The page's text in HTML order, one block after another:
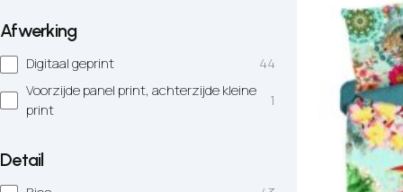
Afwerking
Digitaal geprint
44
Voorzijde panel print, achterzijde kleine
print
1
Detail